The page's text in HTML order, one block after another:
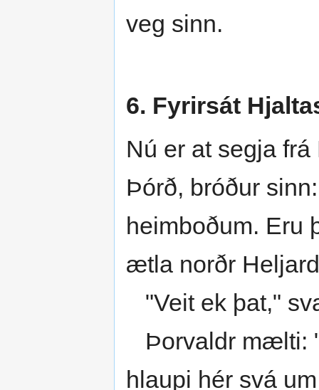
veg sinn.
6. Fyrirsát
Nú er at segja
Þórð, bróður
heimboðum. Eru
ætla norðr
"Veit ek þat,"
Þorvaldr mælti:
hlaupi hér svá